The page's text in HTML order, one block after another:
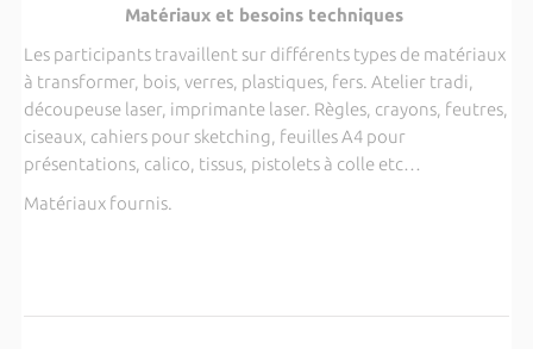
Matériaux et besoins techniques
Les participants travaillent sur différents types de matériaux
à transformer, bois, verres, plastiques, fers. Atelier tradi,
découpeuse laser, imprimante laser. Règles, crayons, feutres,
ciseaux, cahiers pour sketching, feuilles A4 pour
présentations, calico, tissus, pistolets à colle etc…
Matériaux fournis.